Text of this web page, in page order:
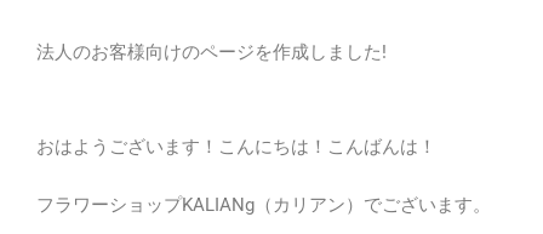
法人のお客様向けのページを作成しました!
おはようございます！こんにちは！こんばんは！
フラワーショップKALIANg（カリアン）でございます。